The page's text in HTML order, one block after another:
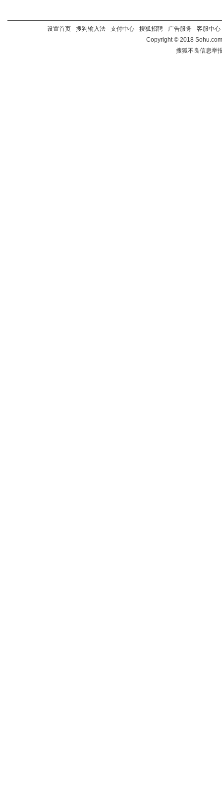
设置首页 - 搜狗输入法 - 支付中心 - 搜狐招聘 - 广告服务 - 客服中心
Copyright©2018
搜狐不良信息举